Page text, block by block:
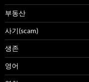
부동산
사기(scam)
생존
영어